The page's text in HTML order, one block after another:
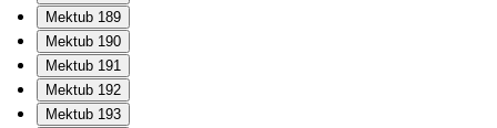
Mektub 189
Mektub 190
Mektub 191
Mektub 192
Mektub 193